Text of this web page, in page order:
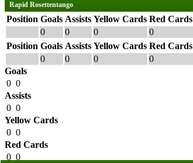
Rapid Rosettentango
Position Goals Assists Yellow Cards Red Cards
0
0 0
0
Position Goals Assists Yellow Cards Red Cards
0
0 0
0
Goals
0 0
Assists
0 0
Yellow Cards
0 0
Red Cards
0 0